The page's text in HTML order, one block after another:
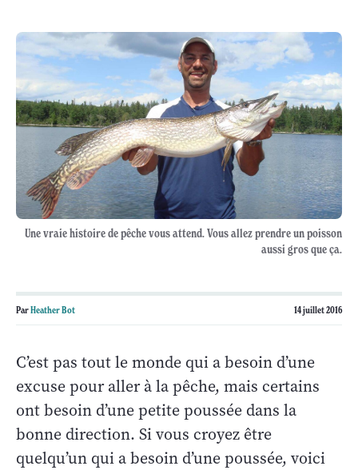
Une vraie histoire de pêche vous attend. Vous allez prendre un poisson
aussi gros que ça.
ParHeather Bot 14 juillet 2016
C’est pas tout le monde qui a besoin d’une
excuse pour aller à la pêche, mais certains
ont besoin d’une petite poussée dans la
bonne direction. Si vous croyez être
quelqu’un qui a besoin d’une poussée, voici